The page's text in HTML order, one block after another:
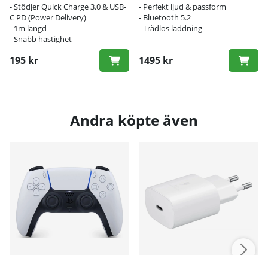
- Stödjer Quick Charge 3.0 & USB-
C PD (Power Delivery)
- 1m längd
- Snabb hastighet
195 kr
- Perfekt ljud & passform
- Bluetooth 5.2
- Trådlös laddning
1495 kr
Andra köpte även